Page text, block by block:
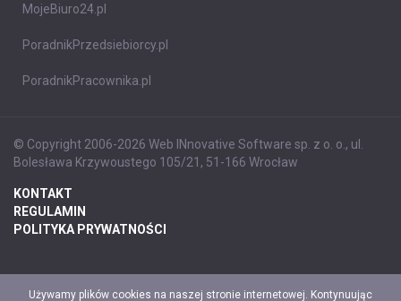
MojeBiuro24.pl
PoradnikPrzedsiebiorcy.pl
PoradnikPracownika.pl
© Copyright 2006-2026 Web INnovative Software sp. z o. o., ul.
Bolesława Krzywoustego 105/21, 51-166 Wrocław
KONTAKT
REGULAMIN
POLITYKA PRYWATNOŚCI
Używamy plików cookies na naszej stronie internetowej. Kontynuując